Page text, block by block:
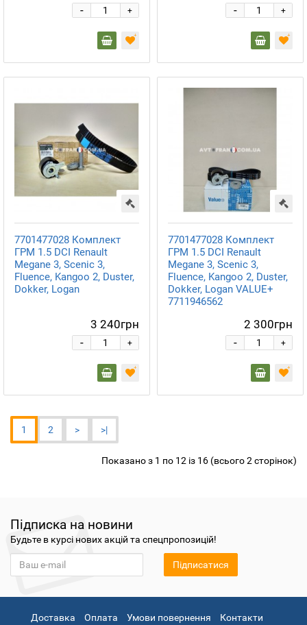
+
- +
-
7701477028 Комплект
ГРМ 1.5 DCI Renault
Megane 3, Scenic 3,
Fluence, Kangoo 2, Duster,
Dokker, Logan
3 240грн
+
-
7701477028 Комплект
ГРМ 1.5 DCI Renault
Megane 3, Scenic 3,
Fluence, Kangoo 2, Duster,
Dokker, Logan VALUE+
7711946562
2 300грн
+
-
1 2 > >|
Показано з 1 по 12 із 16 (всього 2 сторінок)
Підписка на новини
Будьте в курсі нових акцій та спецпропозицій!
Підписатися
Доставка Оплата Умови повернення Контакти